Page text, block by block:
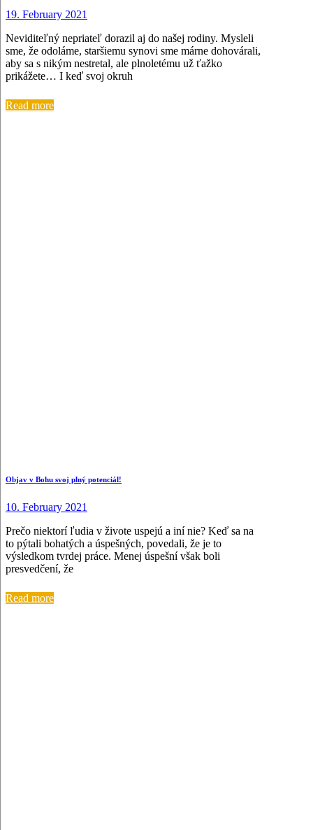
19. February 2021
Neviditeľný nepriateľ dorazil aj do našej rodiny. Mysleli
sme, že odoláme, staršiemu synovi sme márne dohovárali,
aby sa s nikým nestretal, ale plnoletému už ťažko
prikážete… I keď svoj okruh
Read more
Objav v Bohu svoj plný potenciál!
10. February 2021
Prečo niektorí ľudia v živote uspejú a iní nie? Keď sa na
to pýtali bohatých a úspešných, povedali, že je to
výsledkom tvrdej práce. Menej úspešní však boli
presvedčení, že
Read more